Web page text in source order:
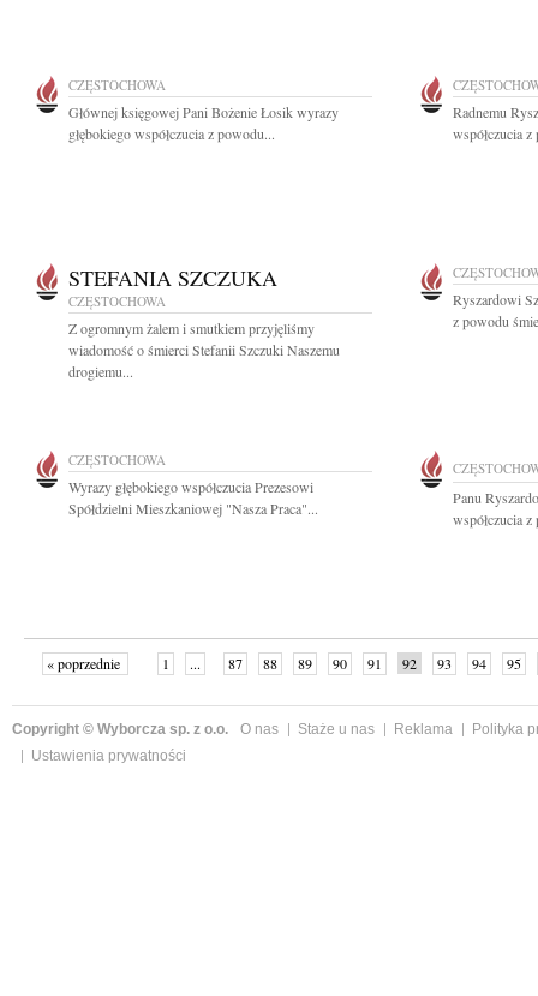
CZĘSTOCHOWA
Głównej księgowej Pani Bożenie Łosik wyrazy
głębokiego współczucia z powodu...
Radnemu
współczucia
STEFANIA SZCZUKA
CZĘSTOCHOWA
Z ogromnym żalem i smutkiem przyjęliśmy
wiadomość o śmierci Stefanii Szczuki Naszemu
drogiemu...
Ryszardowi
z powodu
CZĘSTOCHOWA
Wyrazy głębokiego współczucia Prezesowi
Spółdzielni Mieszkaniowej "Nasza Praca"...
Panu
współczucia
« poprzednie 1 ... 87 88 89 90 91 92 93 94
95
Copyright © Wyborcza sp. z o.o. O nas Staże u nas Reklama
Polityka
Ustawienia prywatności